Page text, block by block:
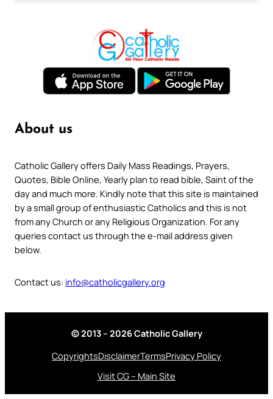
About us
Catholic Gallery offers Daily Mass Readings, Prayers,
Quotes, Bible Online, Yearly plan to read bible, Saint of the
day and much more. Kindly note that this site is maintained
by a small group of enthusiastic Catholics and this is not
from any Church or any Religious Organization. For any
queries contact us through the e-mail address given
below.
Contact us: info@catholicgallery.org
© 2013 – 2026 Catholic Gallery
CopyrightsDisclaimerTermsPrivacy Policy
Visit CG – Main Site